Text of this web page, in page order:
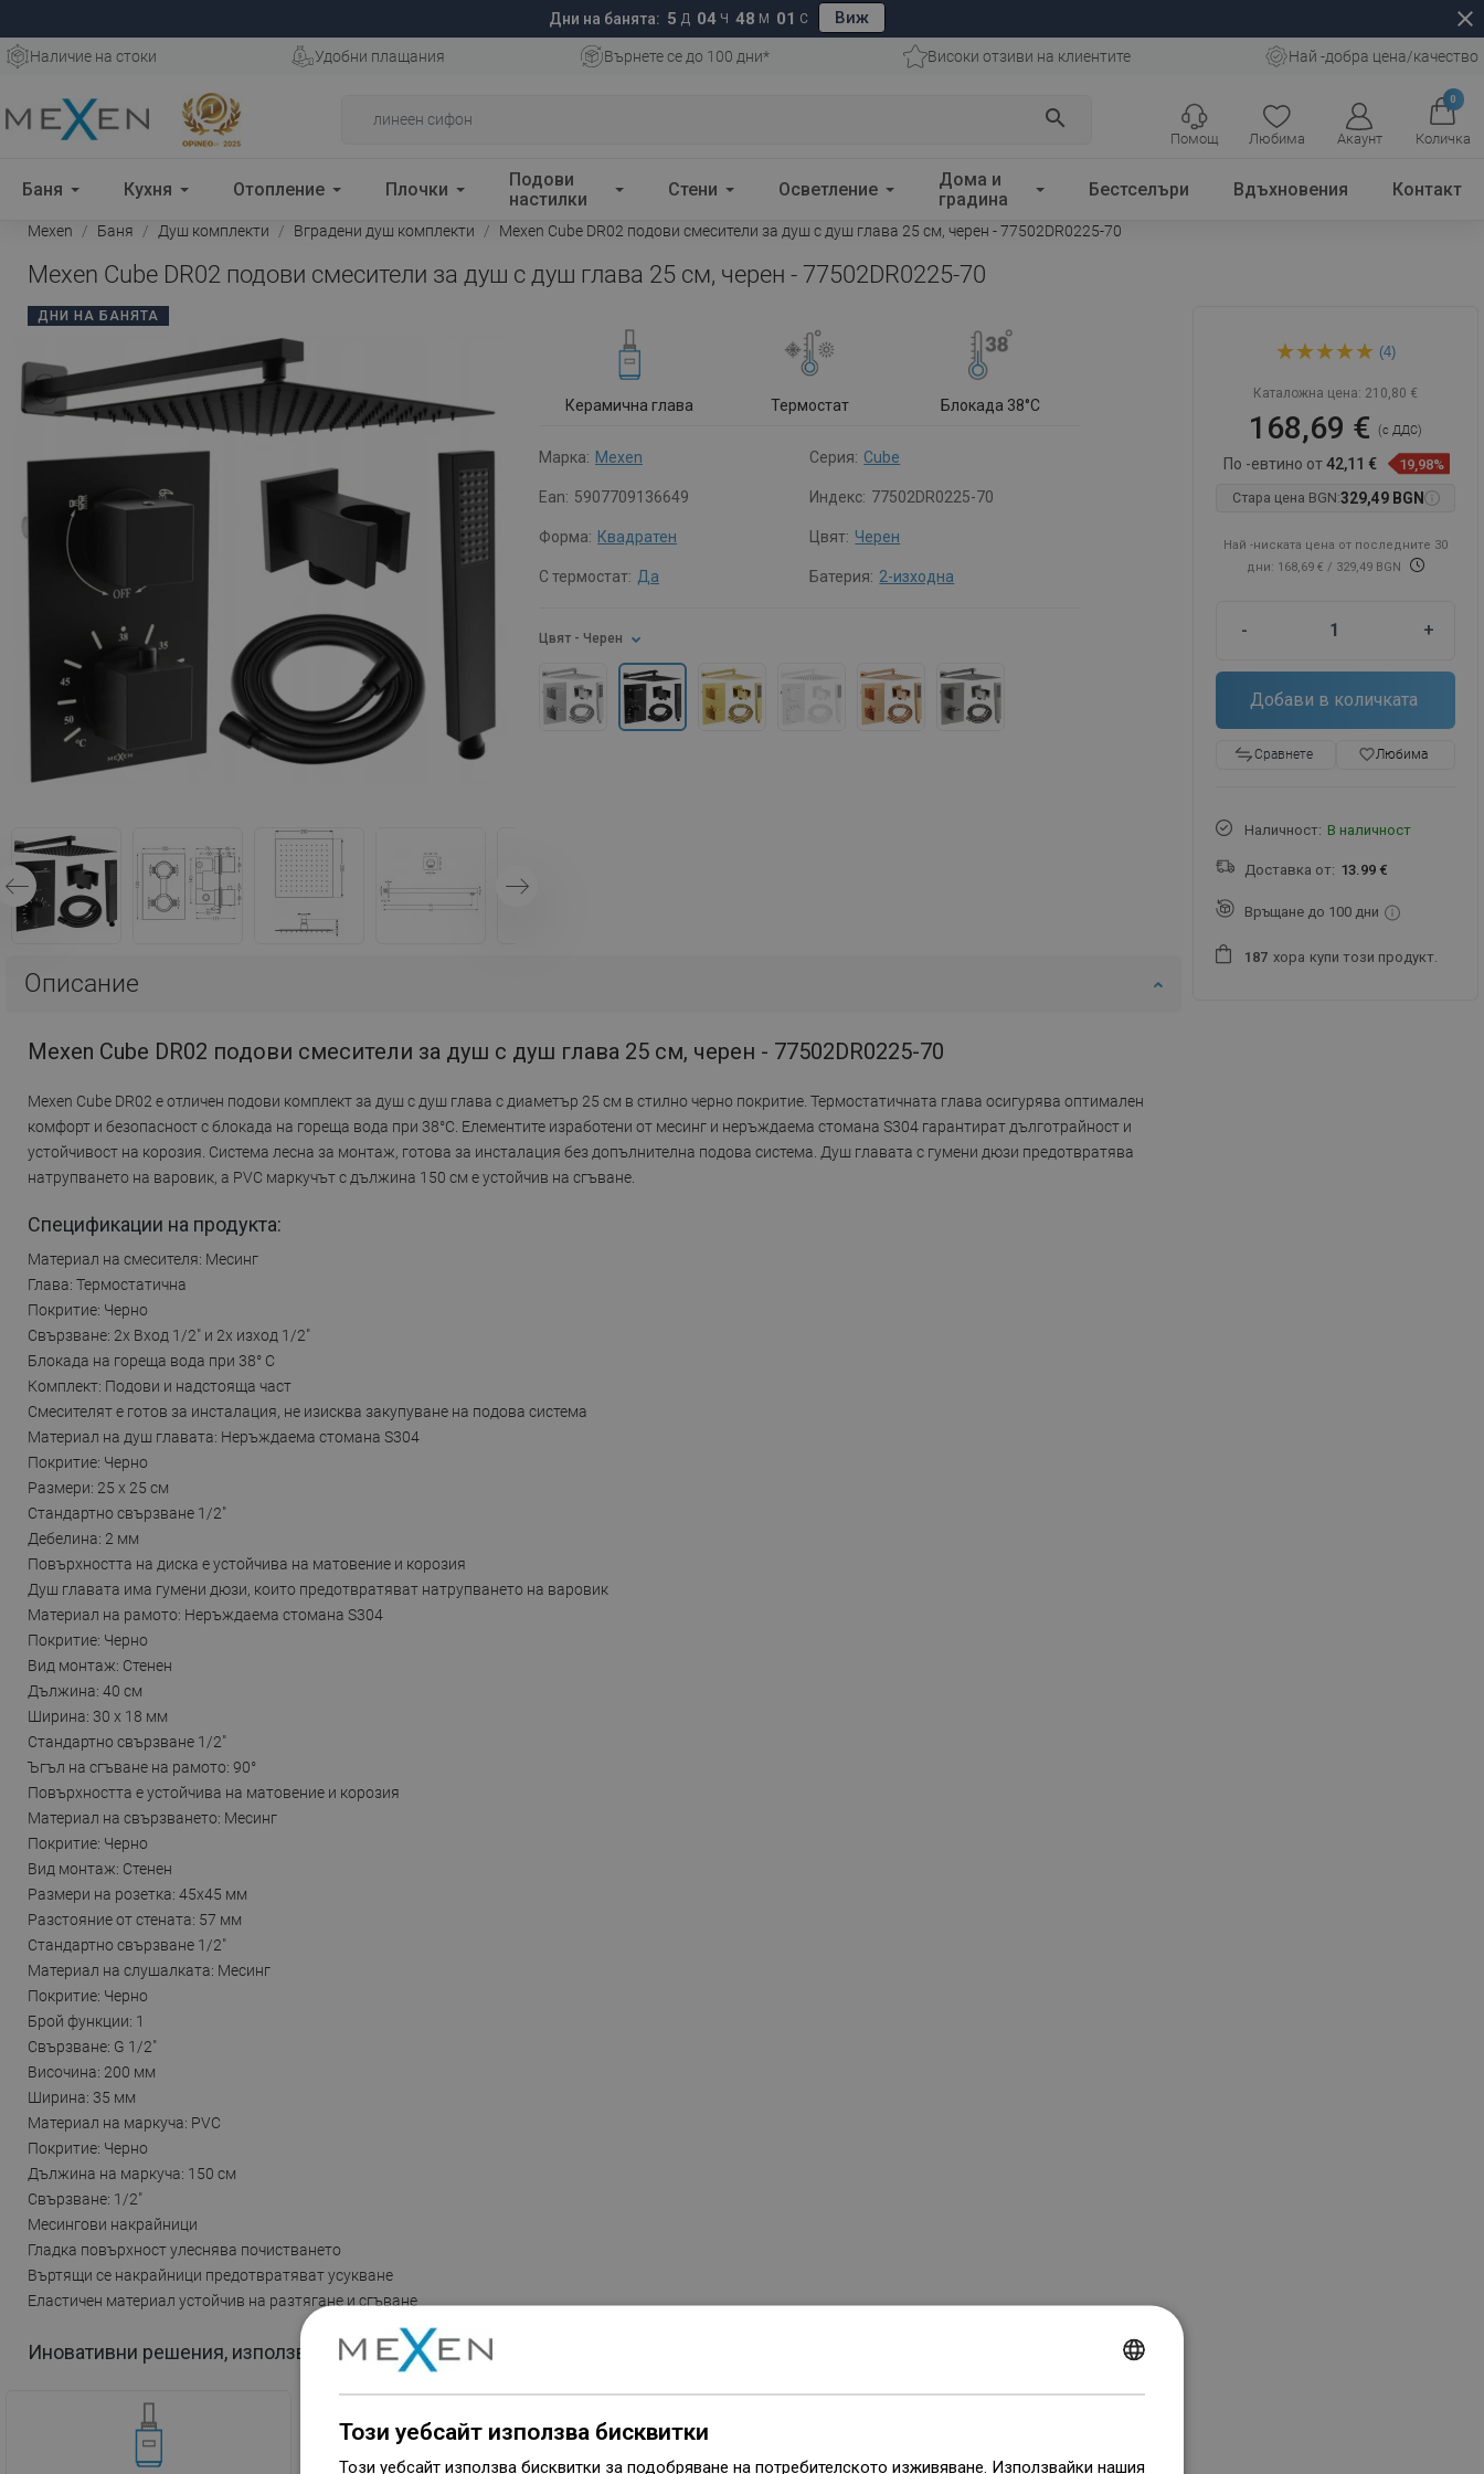
Дни на банята: 5 Д 04 Ч 48 М 00 С Виж close
Наличие на стоки Удобни плащания Върнете се до 100 дни* Високи отзиви на клиентите Най -добра цена/качество
search
Любима Акаунт
0
Количка
Помощ
Баня Кухня Отопление Плочки
Подови
настилки
Стени Осветление
Дома и
градина
Бестселъри Вдъхновения Контакт
Mexen Баня Душ комплекти Вградени душ комплекти Mexen Cube DR02 подови смесители за душ с душ глава 25 см, черен - 77502DR0225-70
Mexen Cube DR02 подови смесители за душ с душ глава 25 см, черен - 77502DR0225-70
ДНИ НА БАНЯТА
Керамична глава Термостат Блокада 38°C
Марка: Mexen Серия: Cube
Ean: 5907709136649 Индекс: 77502DR0225-70
Форма: Квадратен Цвят: Черен
С термостат: Да Батерия: 2-изходна
Цвят - Черен
Описание
Mexen Cube DR02 подови смесители за душ с душ глава 25 см, черен - 77502DR0225-70
Mexen Cube DR02 е отличен подови комплект за душ с душ глава с диаметър 25 см в стилно черно покритие. Термостатичната глава осигурява оптимален
комфорт и безопасност с блокада на гореща вода при 38°C. Елементите изработени от месинг и неръждаема стомана S304 гарантират дълготрайност и
устойчивост на корозия. Система лесна за монтаж, готова за инсталация без допълнителна подова система. Душ главата с гумени дюзи предотвратява
натрупването на варовик, а PVC маркучът с дължина 150 см е устойчив на сгъване.
Спецификации на продукта:
Материал на смесителя: Месинг
Глава: Термостатична
Покритие: Черно
Свързване: 2x Вход 1/2" и 2x изход 1/2"
Блокада на гореща вода при 38° C
Комплект: Подови и надстояща част
Смесителят е готов за инсталация, не изисква закупуване на подова система
Материал на душ главата: Неръждаема стомана S304
Покритие: Черно
Размери: 25 x 25 см
Стандартно свързване 1/2"
Дебелина: 2 мм
Повърхността на диска е устойчива на матовение и корозия
Душ главата има гумени дюзи, които предотвратяват натрупването на варовик
Материал на рамото: Неръждаема стомана S304
Покритие: Черно
Вид монтаж: Стенен
Дължина: 40 см
Ширина: 30 x 18 мм
Стандартно свързване 1/2"
Ъгъл на сгъване на рамото: 90°
Повърхността е устойчива на матовение и корозия
Материал на свързването: Месинг
Покритие: Черно
Вид монтаж: Стенен
Размери на розетка: 45x45 мм
Разстояние от стената: 57 мм
Стандартно свързване 1/2"
Материал на слушалката: Месинг
Покритие: Черно
Брой функции: 1
Свързване: G 1/2"
Височина: 200 мм
Ширина: 35 мм
Материал на маркуча: PVC
Покритие: Черно
Дължина на маркуча: 150 см
Свързване: 1/2"
Месингови накрайници
Гладка повърхност улеснява почистването
Въртящи се накрайници предотвратяват усукване
Еластичен материал устойчив на разтягане и сгъване
Иновативни решения, използвани в този продукт
смесители за душ с душ
77502DR0225-70
(4)
Каталожна цена: 210,80 €
168,69 €(с ДДС)
По -евтино от42,11 €
19,98%
Стара цена BGN:329,49 BGN
Най -ниската цена от последните 30
дни: 168,69 €/ 329,49 BGN
- +
Добави в количката
Сравнете favorite_borderЛюбима
Наличност: В наличност
Доставка от: 13.99 €
Връщане до 100 дни
1 87 хора купи този продукт.
Този уебсайт използва бисквитки
Този уебсайт използва бисквитки за подобряване на потребителското изживяване. Използвайки нашия